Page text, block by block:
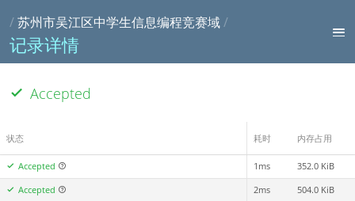
/苏州市吴江区中学生信息编程竞赛域/
记录详情
Accepted
状态 耗时 内存占用
Accepted 1ms 352.0 KiB
Accepted 2ms 504.0 KiB